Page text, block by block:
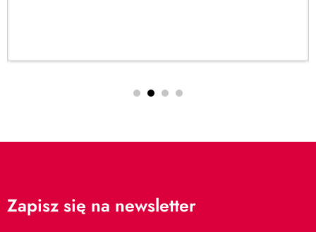
Zapisz się na newsletter